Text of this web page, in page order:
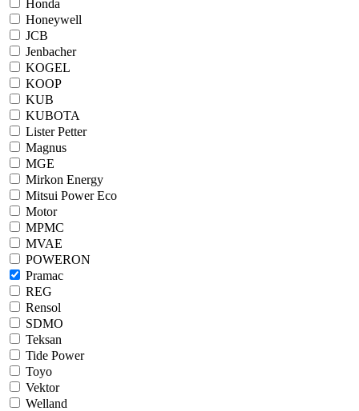
Honda
Honeywell
JCB
Jenbacher
KOGEL
KOOP
KUB
KUBOTA
Lister Petter
Magnus
MGE
Mirkon Energy
Mitsui Power Eco
Motor
MPMC
MVAE
POWERON
Pramac
REG
Rensol
SDMO
Teksan
Tide Power
Toyo
Vektor
Welland